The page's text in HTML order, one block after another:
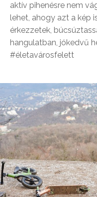
aktív pihenésre nem
lehet, ahogy azt a kép
érkezzetek,
hangulatban, jókedvű
#életavárosfelett